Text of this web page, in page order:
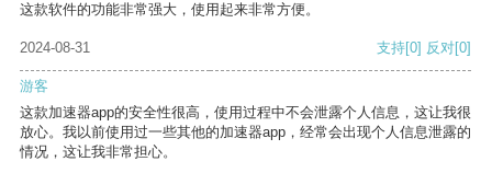
这款软件的功能非常强大，使用起来非常方便。
2024-08-31 支持[0] 反对[0]
游客
这款加速器app的安全性很高，使用过程中不会泄露个人信息，这让我很
放心。我以前使用过一些其他的加速器app，经常会出现个人信息泄露的
情况，这让我非常担心。